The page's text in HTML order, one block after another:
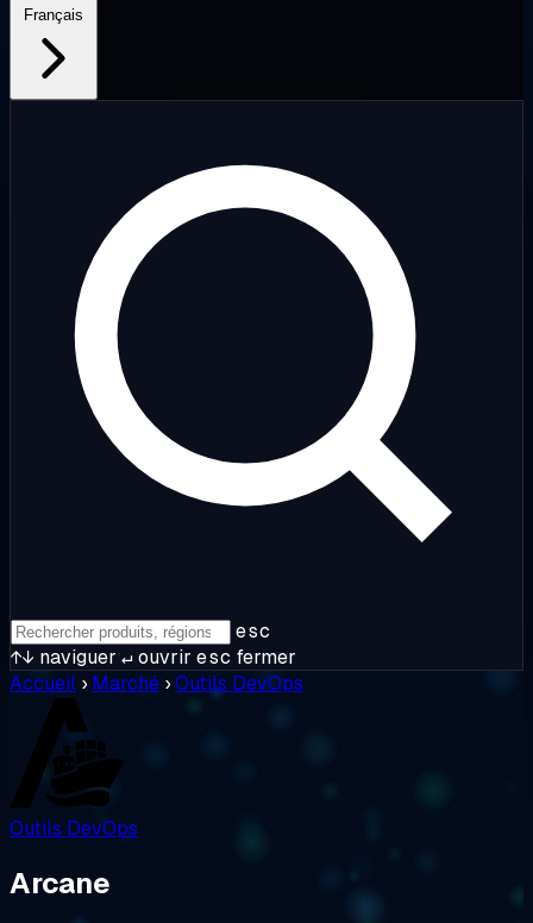
Français
esc
↑↓ naviguer ↵ouvrir esc fermer
Accueil › Marché ›Outils DevOps
Outils DevOps
Arcane